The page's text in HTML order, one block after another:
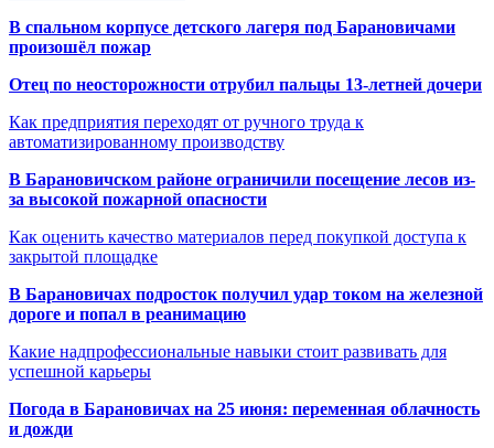
В спальном корпусе детского лагеря под Барановичами
произошёл пожар
Отец по неосторожности отрубил пальцы 13-летней дочери
Как предприятия переходят от ручного труда к
автоматизированному производству
В Барановичском районе ограничили посещение лесов из-
за высокой пожарной опасности
Как оценить качество материалов перед покупкой доступа к
закрытой площадке
В Барановичах подросток получил удар током на железной
дороге и попал в реанимацию
Какие надпрофессиональные навыки стоит развивать для
успешной карьеры
Погода в Барановичах на 25 июня: переменная облачность
и дожди